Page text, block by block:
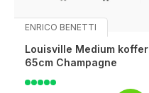
ENRICO BENETTI
Louisville Medium koffer
65cm Champagne